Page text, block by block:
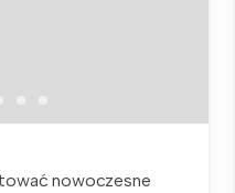
nowoczesne